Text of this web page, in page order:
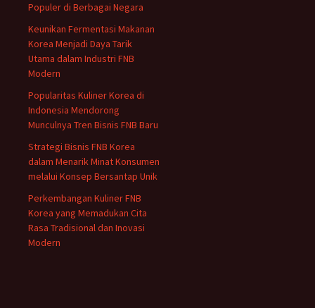
Populer di Berbagai Negara
Keunikan Fermentasi Makanan
Korea Menjadi Daya Tarik
Utama dalam Industri FNB
Modern
Popularitas Kuliner Korea di
Indonesia Mendorong
Munculnya Tren Bisnis FNB Baru
Strategi Bisnis FNB Korea
dalam Menarik Minat Konsumen
melalui Konsep Bersantap Unik
Perkembangan Kuliner FNB
Korea yang Memadukan Cita
Rasa Tradisional dan Inovasi
Modern